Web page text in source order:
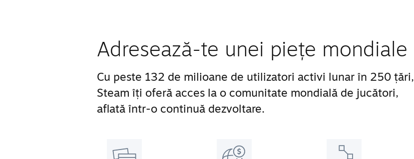
Adresează-te unei piețe mondiale
Cu peste 132 de milioane de utilizatori activi lunar în 250 țări,
Steam îți oferă acces la o comunitate mondială de jucători,
aflată într-o continuă dezvoltare.